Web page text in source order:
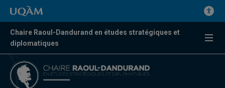
Chaire Raoul-Dandurand en études stratégiques et
diplomatiques